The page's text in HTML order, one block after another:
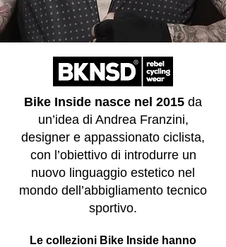
Bike Inside nasce nel 2015 da
un’idea di Andrea Franzini,
designer e appassionato ciclista,
con l’obiettivo di introdurre un
nuovo linguaggio estetico nel
mondo dell’abbigliamento tecnico
sportivo.
Le collezioni Bike Inside hanno